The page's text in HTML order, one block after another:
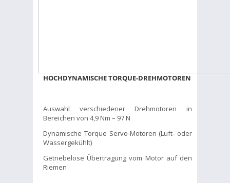
HOCHDYNAMISCHE TORQUE-DREHMOTOREN
Auswahl verschiedener Drehmotoren in
Bereichen von 4,9 Nm – 97 N
Dynamische Torque Servo-Motoren (Luft- oder
Wassergekühlt)
Getriebelose Übertragung vom Motor auf den
Riemen